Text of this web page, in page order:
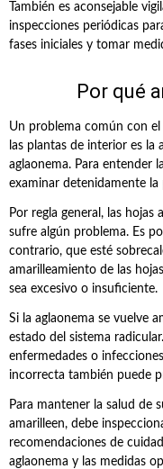
También es aconsejable
inspecciones periódicas
fases iniciales y tomar
Por qué
Un problema común con
las plantas de interior es la
aglaonema. Para entender
examinar detenidamente la
Por regla general, las hojas
sufre algún problema. Es
contrario, que esté
amarilleamiento de las
sea excesivo o insuficiente.
Si la aglaonema se vuelve
estado del sistema
enfermedades o
incorrecta también puede
Para mantener la salud de
amarilleen, debe
recomendaciones de
aglaonema y las medidas